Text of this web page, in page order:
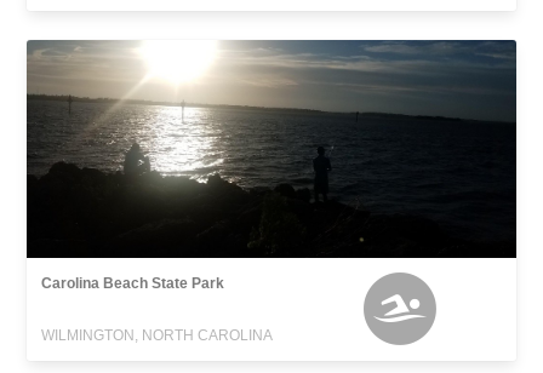
Carolina Beach State Park
WILMINGTON, NORTH CAROLINA